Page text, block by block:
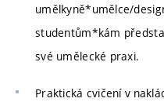
umělkyně*umělce/
studentům*kám
své umělecké praxi.
Praktická cvičení v